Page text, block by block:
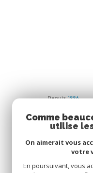
Comme
utilise
On aimerait vous
votre
En poursuivant, vous